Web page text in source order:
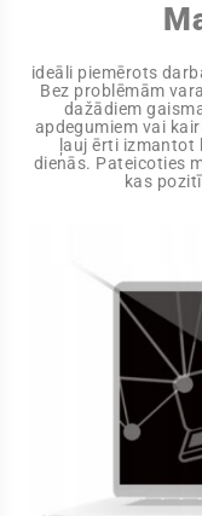
ideāli piemērots
Bez problēmām
dažādiem
apdegumiem vai
ļauj ērti izmantot
dienās. Pateicoties
kas